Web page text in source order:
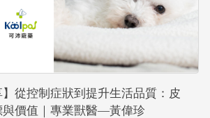
】從控制症狀到提升生活品質：皮
與價值｜專業獸醫—黃偉珍